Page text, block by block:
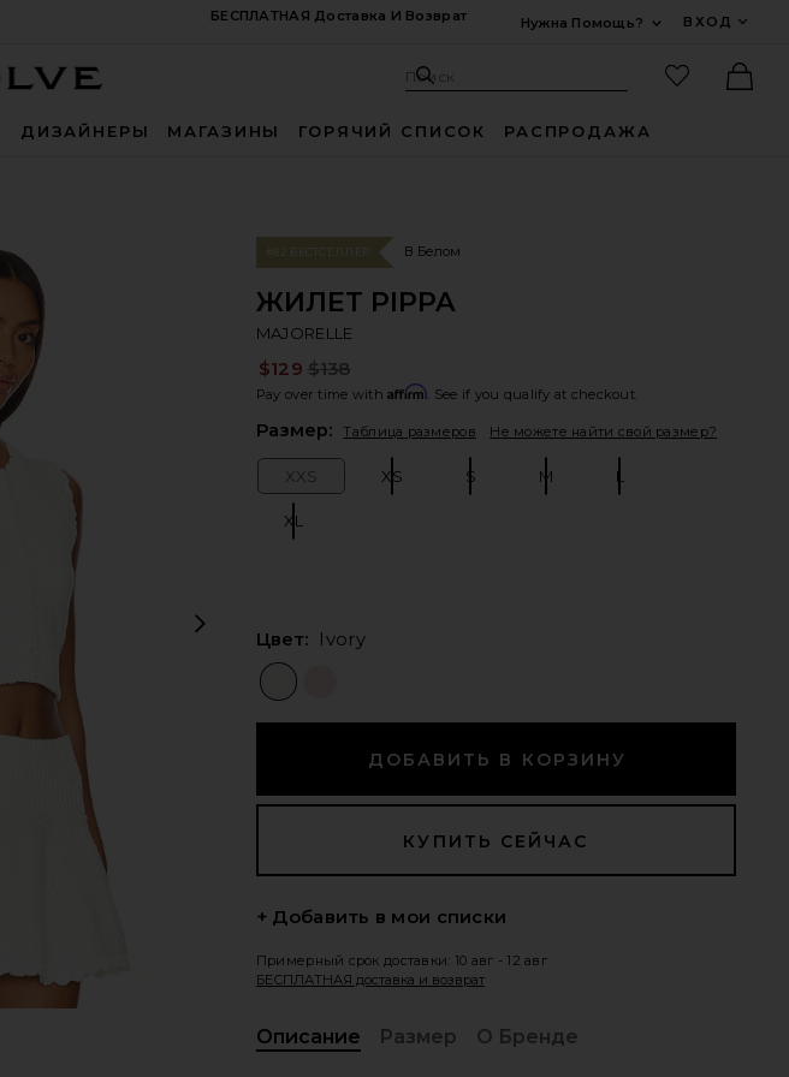
БЕСПЛАТНАЯ Доставка И Возврат
Нужна Помощь?
ВХОД
Поиск: Site
Поиск
ДИЗАЙНЕРЫ МАГАЗИНЫ ГОРЯЧИЙ СПИСОК РАСПРОДАЖА
view 2 of 5 ЖИЛЕТ PIPPA in Ivory
Следующие слайды
#82 БЕСТСЕЛЛЕР В Белом
ЖИЛЕТ PIPPA
MAJORELLE
$129 $138
Pay over time withAffirm . See if you qualify at checkout.
Размер: Таблица размеров Не можете найти свой размер?
XXS XS S M L
XL
Цвет: Ivory
+ Добавить в мои списки
Примерный срок доставки: 10 авг - 12 авг
БЕСПЛАТНАЯ доставка и возврат
Описание
Размер О Бренде